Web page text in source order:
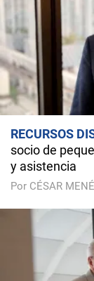
RECURSOS
socio de
y asistencia
Por CÉSAR